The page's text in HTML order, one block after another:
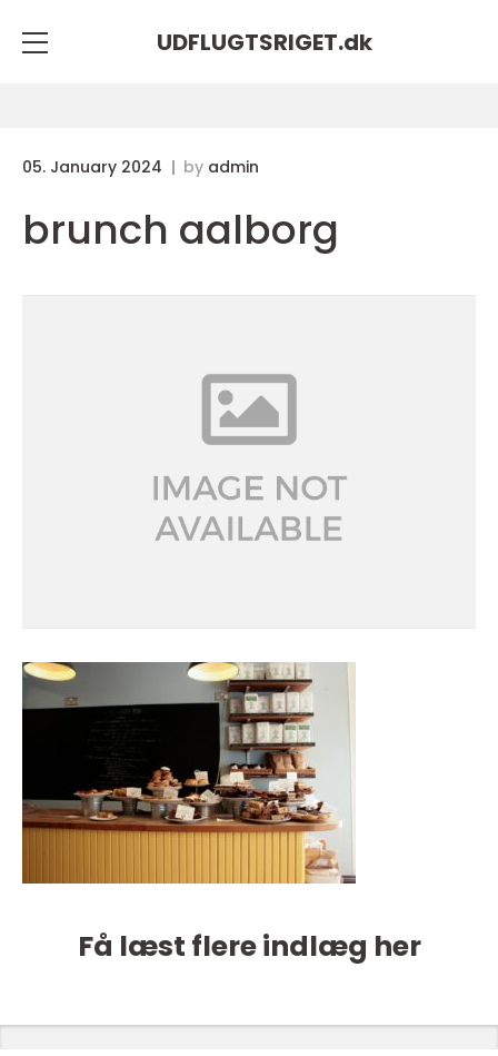
UDFLUGTSRIGET.dk
05. January 2024 by admin
brunch aalborg
Få læst flere indlæg her